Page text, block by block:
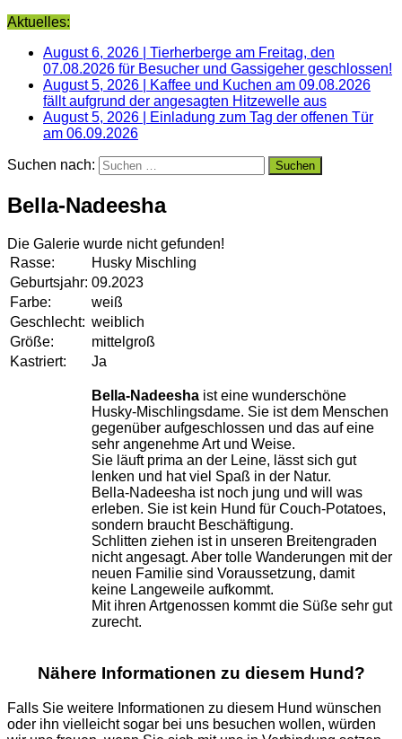
Aktuelles:
August 6, 2026
Tierherberge am Freitag, den
07.08.2026 für Besucher und Gassigeher geschlossen!
August 5, 2026
Kaffee und Kuchen am 09.08.2026
fällt aufgrund der angesagten Hitzewelle aus
August 5, 2026
Einladung zum Tag der offenen Tür
am 06.09.2026
Suchen nach:
Bella-Nadeesha
Die Galerie wurde nicht gefunden!
Rasse:
Husky Mischling
Geburtsjahr: 09.2023
Farbe:
weiß
Geschlecht: weiblich
Größe:
mittelgroß
Kastriert:
Ja
Bella-Nadeesha ist eine wunderschöne
Husky-Mischlingsdame. Sie ist dem Menschen
gegenüber aufgeschlossen und das auf eine
sehr angenehme Art und Weise.
Sie läuft prima an der Leine, lässt sich gut
lenken und hat viel Spaß in der Natur.
Bella-Nadeesha ist noch jung und will was
erleben. Sie ist kein Hund für Couch-Potatoes,
sondern braucht Beschäftigung.
Schlitten ziehen ist in unseren Breitengraden
nicht angesagt. Aber tolle Wanderungen mit der
neuen Familie sind Voraussetzung, damit
keine Langeweile aufkommt.
Mit ihren Artgenossen kommt die Süße sehr gut
zurecht.
Nähere Informationen zu diesem Hund?
Falls Sie weitere Informationen zu diesem Hund wünschen
oder ihn vielleicht sogar bei uns besuchen wollen, würden